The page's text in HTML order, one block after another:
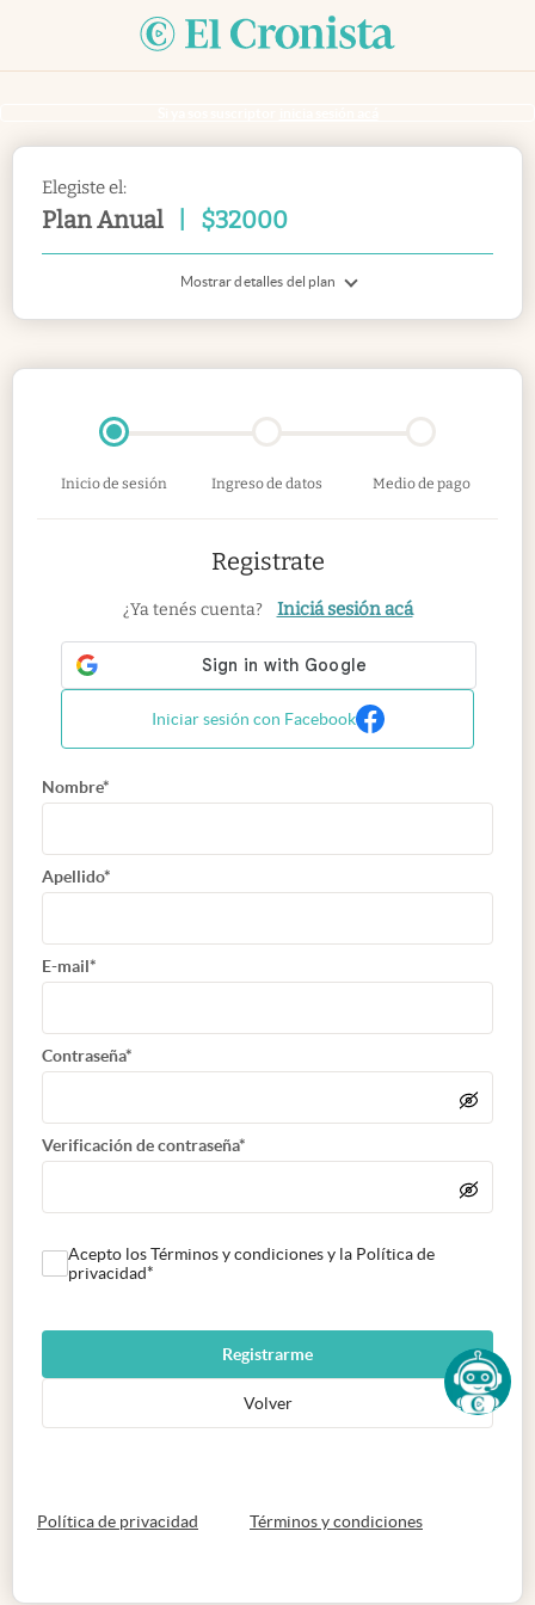
Elegiste el:
Plan Anual $32000
Mostrar detalles del plan
Inicio de sesión Ingreso de datos Medio de pago
Registrate
¿Ya tenés cuenta? Iniciá sesión acá
Iniciar sesión con Facebook
Nombre*
Apellido*
E-mail*
Contraseña*
Verificación de contraseña*
Acepto los Términos y condiciones y la Política de
privacidad*
Registrarme
Volver
Política de privacidad abre en nueva pestaña
Términos y condicionesabre en nueva